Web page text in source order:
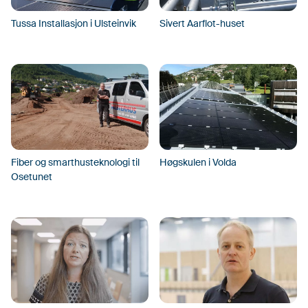
Tussa Installasjon i Ulsteinvik Sivert Aarflot-huset
Fiber og smarthusteknologi til
Osetunet
Høgskulen i Volda